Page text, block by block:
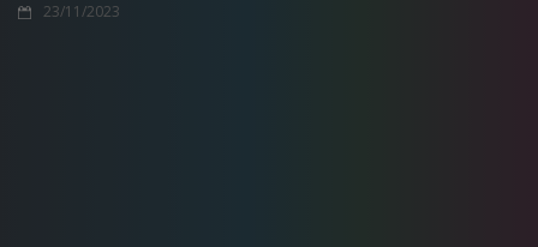
23/11/2023